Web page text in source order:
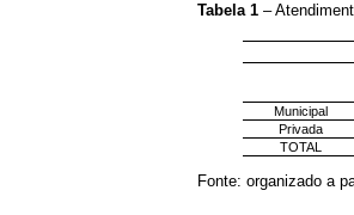
Tabela 1 –
Municipal
Privada
TOTAL
Fonte: organizado a